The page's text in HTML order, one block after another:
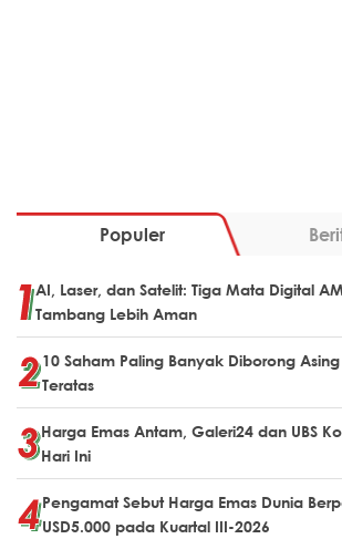
Populer
AI, Laser, dan Satelit: Tiga Mata Digital
Tambang Lebih Aman
10 Saham Paling Banyak Diborong Asing
Teratas
Harga Emas Antam, Galeri24 dan UBS
Hari Ini
Pengamat Sebut Harga Emas Dunia
USD5.000 pada Kuartal III-2026